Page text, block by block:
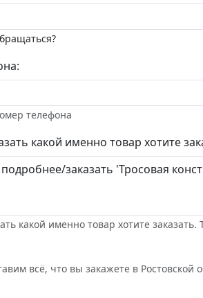
телефона
какой именно товар хотите
какой именно товар хотите
всё, что вы закажете в Ростовской